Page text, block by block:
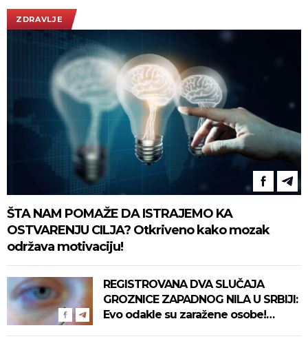
ZDRAVLJE
ŠTA NAM POMAŽE DA ISTRAJEMO KA
OSTVARENJU CILJA? Otkriveno kako mozak
održava motivaciju!
REGISTROVANA DVA SLUČAJA
GROZNICE ZAPADNOG NILA U SRBIJI:
Evo odakle su zaražene osobe!